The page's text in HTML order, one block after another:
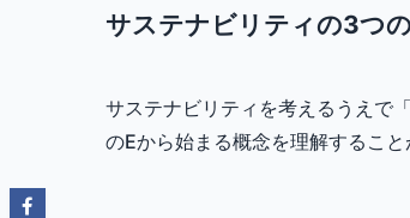
サステナビリティの3つ
サステナビリティを考えるうえ
のEから始まる概念を理解すること